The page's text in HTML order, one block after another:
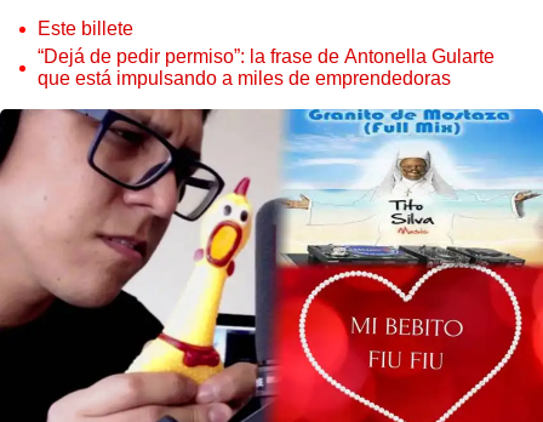
Este billete
“Dejá de pedir permiso”: la frase de Antonella Gularte
que está impulsando a miles de emprendedoras